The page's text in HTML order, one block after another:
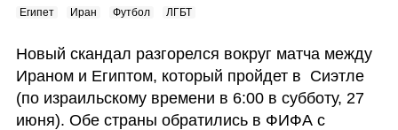
Египет Иран Футбол ЛГБТ
Новый скандал разгорелся вокруг матча между
Ираном и Египтом, который пройдет в  Сиэтле
(по израильскому времени в 6:00 в субботу, 27
июня). Обе страны обратились в ФИФА с